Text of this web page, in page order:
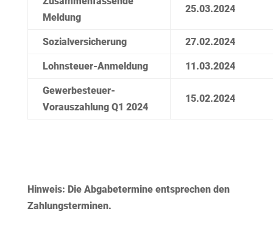
Meldung
25.03.2024
Sozialversicherung 27.02.2024
Lohnsteuer-Anmeldung 11.03.2024
Gewerbesteuer-
Vorauszahlung Q1 2024
15.02.2024
Hinweis: Die Abgabetermine entsprechen den
Zahlungsterminen.